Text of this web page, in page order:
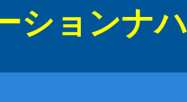
ションナ